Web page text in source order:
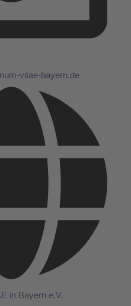
vitae-bayern.de
in Bayern e.V.